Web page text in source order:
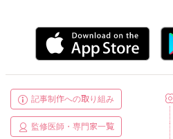
記事制作への取り組み
監修医師・専門家一覧